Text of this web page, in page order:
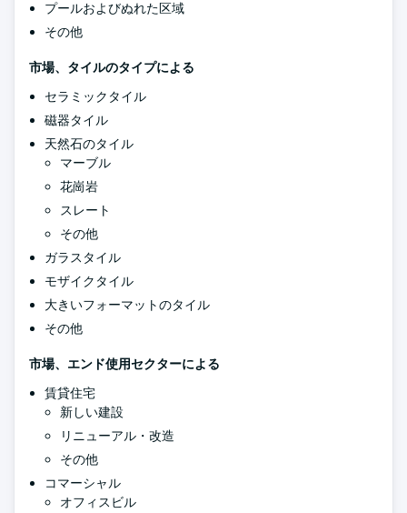
プールおよびぬれた区域
その他
市場、タイルのタイプによる
セラミックタイル
磁器タイル
天然石のタイル
マーブル
花崗岩
スレート
その他
ガラスタイル
モザイクタイル
大きいフォーマットのタイル
その他
市場、エンド使用セクターによる
賃貸住宅
新しい建設
リニューアル・改造
その他
コマーシャル
オフィスビル